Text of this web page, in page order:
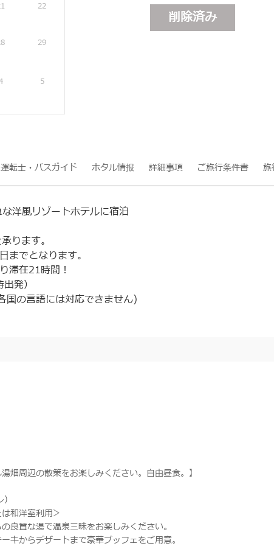
22
29
5
削除済み
運転士・バスガイド ホタル情报 詳細事項 ご旅行条件書 旅
洋風リゾートホテルに宿泊
ります。
でとなります。
滞在21時間！
発）
国の言語には対応できません)
畑周辺の散策をお楽しみください。自由昼食。】
は和洋室利用＞
質な湯で温泉三昧をお楽しみください。
からデザートまで豪華ブッフェをご用意。